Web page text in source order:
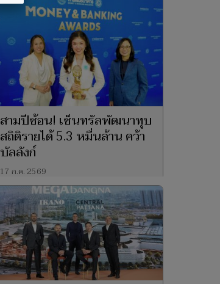
สามปีซ้อน! เซ็นทรัลพัฒนาทุบ
สถิติรายได้ 5.3 หมื่นล้าน คว้า
บัลลังก์
17 ก.ค. 2569